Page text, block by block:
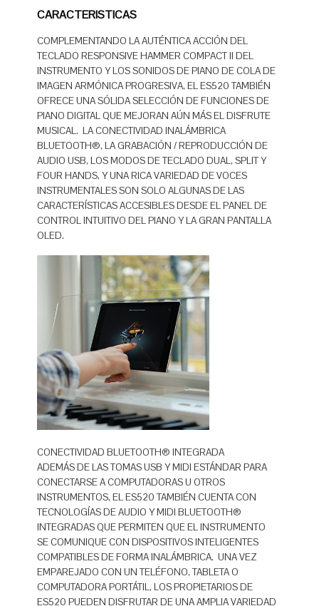
CARACTERISTICAS
COMPLEMENTANDO LA AUTÉNTICA ACCIÓN DEL
TECLADO RESPONSIVE HAMMER COMPACT II DEL
INSTRUMENTO Y LOS SONIDOS DE PIANO DE COLA DE
IMAGEN ARMÓNICA PROGRESIVA, EL ES520 TAMBIÉN
OFRECE UNA SÓLIDA SELECCIÓN DE FUNCIONES DE
PIANO DIGITAL QUE MEJORAN AÚN MÁS EL DISFRUTE
MUSICAL. LA CONECTIVIDAD INALÁMBRICA
BLUETOOTH®, LA GRABACIÓN / REPRODUCCIÓN DE
AUDIO USB, LOS MODOS DE TECLADO DUAL, SPLIT Y
FOUR HANDS, Y UNA RICA VARIEDAD DE VOCES
INSTRUMENTALES SON SOLO ALGUNAS DE LAS
CARACTERÍSTICAS ACCESIBLES DESDE EL PANEL DE
CONTROL INTUITIVO DEL PIANO Y LA GRAN PANTALLA
OLED.
CONECTIVIDAD BLUETOOTH® INTEGRADA
ADEMÁS DE LAS TOMAS USB Y MIDI ESTÁNDAR PARA
CONECTARSE A COMPUTADORAS U OTROS
INSTRUMENTOS, EL ES520 TAMBIÉN CUENTA CON
TECNOLOGÍAS DE AUDIO Y MIDI BLUETOOTH®
INTEGRADAS QUE PERMITEN QUE EL INSTRUMENTO
SE COMUNIQUE CON DISPOSITIVOS INTELIGENTES
COMPATIBLES DE FORMA INALÁMBRICA. UNA VEZ
EMPAREJADO CON UN TELÉFONO, TABLETA O
COMPUTADORA PORTÁTIL, LOS PROPIETARIOS DE
ES520 PUEDEN DISFRUTAR DE UNA AMPLIA VARIEDAD